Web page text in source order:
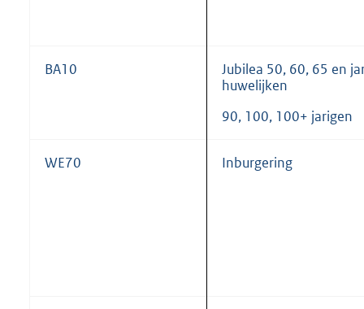
BA10
Jubilea 50, 60, 65 en
huwelijken
90, 100, 100+ jarigen
WE70 Inburgering